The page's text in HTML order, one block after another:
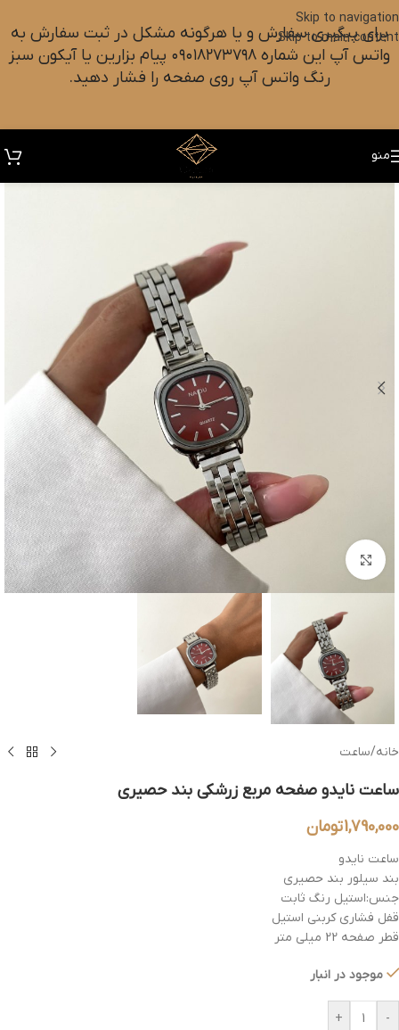
Skip to navigation
Skip to main content
برای پیگیری سفارش و یا هرگونه مشکل در ثبت سفارش به
واتس آپ این شماره ۰۹۰۱۸۲۷۳۷۹۸ پیام بزارین یا آیکون سبز
رنگ واتس آپ روی صفحه را فشار دهید.
منو
بزرگنمایی تصویر
خانه/ساعت
ساعت نایدو صفحه مربع زرشکی بند حصیری
1,790,000تومان
ساعت نایدو
بند سیلور بند حصیری
جنس:استیل رنگ ثابت
قفل فشاری کربنی استیل
قطر صفحه 22 میلی متر
موجود در انبار
-
+